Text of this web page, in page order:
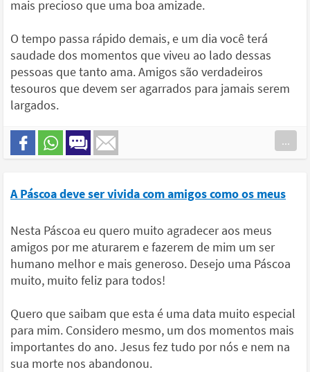
mais precioso que uma boa amizade.
O tempo passa rápido demais, e um dia você terá
saudade dos momentos que viveu ao lado dessas
pessoas que tanto ama. Amigos são verdadeiros
tesouros que devem ser agarrados para jamais serem
largados.
...
A Páscoa deve ser vivida com amigos como os meus
Nesta Páscoa eu quero muito agradecer aos meus
amigos por me aturarem e fazerem de mim um ser
humano melhor e mais generoso. Desejo uma Páscoa
muito, muito feliz para todos!
Quero que saibam que esta é uma data muito especial
para mim. Considero mesmo, um dos momentos mais
importantes do ano. Jesus fez tudo por nós e nem na
sua morte nos abandonou.